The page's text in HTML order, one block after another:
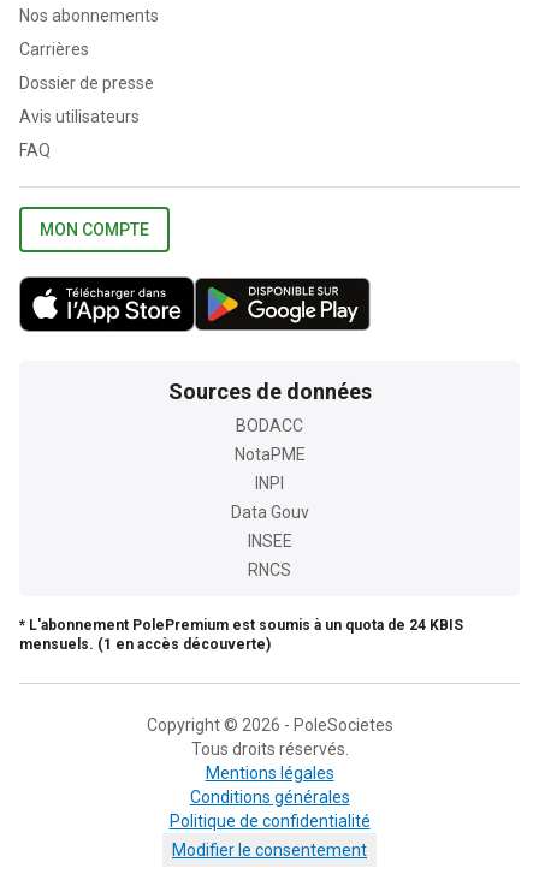
Nos abonnements
Carrières
Dossier de presse
Avis utilisateurs
FAQ
MON COMPTE
Sources de données
BODACC
NotaPME
INPI
Data Gouv
INSEE
RNCS
* L'abonnement PolePremium est soumis à un quota de 24 KBIS
mensuels. (1 en accès découverte)
Copyright © 2026 - PoleSocietes
Tous droits réservés.
Mentions légales
Conditions générales
Politique de confidentialité
Modifier le consentement